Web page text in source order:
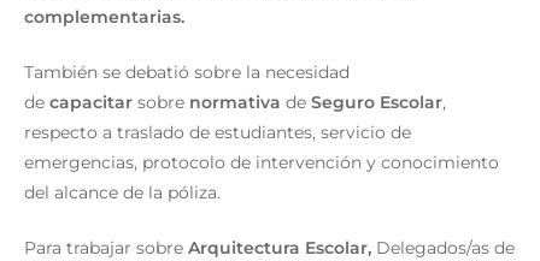
complementarias.
También se debatió sobre la necesidad
de capacitar sobre normativa de Seguro Escolar,
respecto a traslado de estudiantes, servicio de
emergencias, protocolo de intervención y conocimiento
del alcance de la póliza.
Para trabajar sobre Arquitectura Escolar, Delegados/as de